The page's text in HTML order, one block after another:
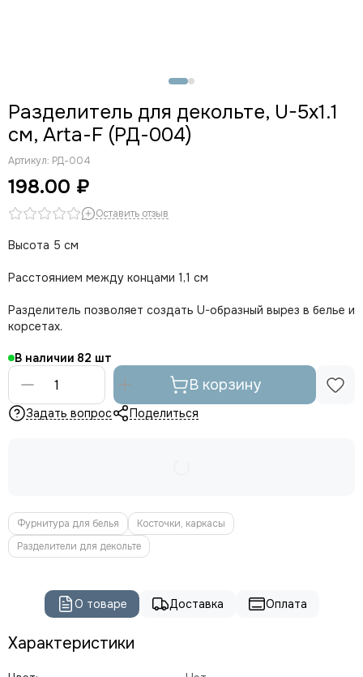
Разделитель для декольте, U-5х1.1
см, Arta-F (РД-004)
Артикул: РД-004
198.00 ₽
Оставить отзыв
Высота 5 см
Расстоянием между концами 1,1 см
Разделитель позволяет создать U-образный вырез в белье и
корсетах.
В наличии 82
В корзину
Задать вопрос Поделиться
Фурнитура для белья
Косточки, каркасы
Разделители для декольте
О товаре Доставка Оплата
Характеристики